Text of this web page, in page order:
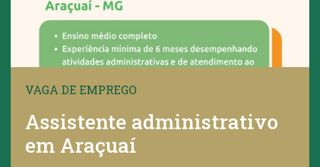
VAGA DE EMPREGO
Assistente administrativo
em Araçuaí